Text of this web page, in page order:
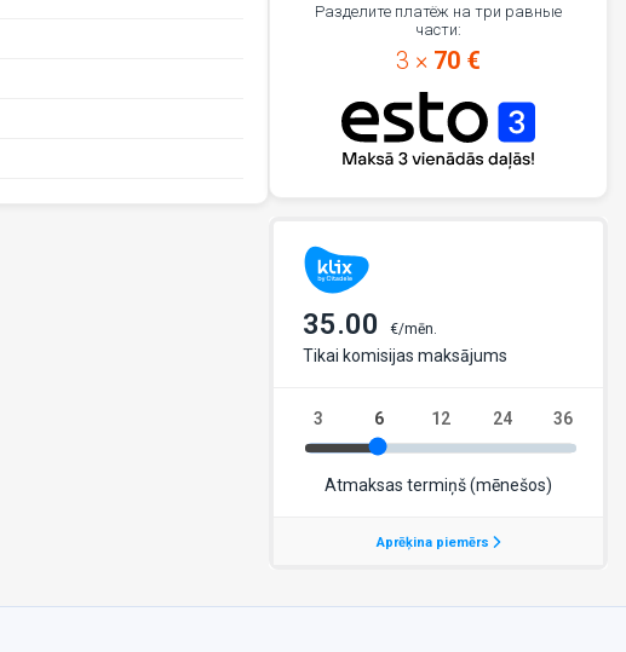
Разделите платёж на три равные
части:
3 × 70 €